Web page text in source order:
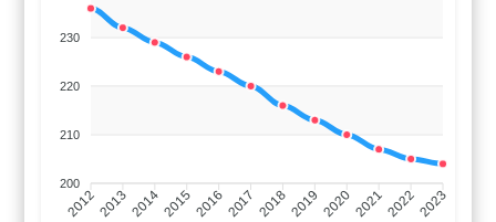
230
220
210
200
201220132014201520162017 20182019 2020202120222023